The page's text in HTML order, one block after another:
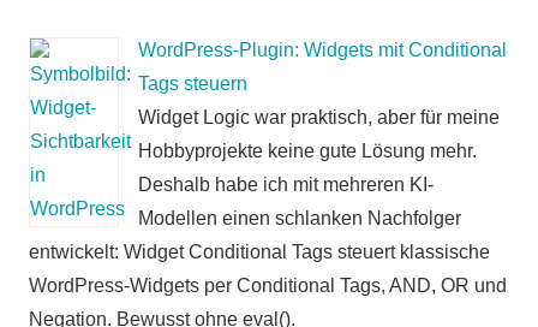
WordPress-Plugin: Widgets mit Conditional
Tags steuern
Widget Logic war praktisch, aber für meine
Hobbyprojekte keine gute Lösung mehr.
Deshalb habe ich mit mehreren KI-
Modellen einen schlanken Nachfolger
entwickelt: Widget Conditional Tags steuert klassische
WordPress-Widgets per Conditional Tags, AND, OR und
Negation. Bewusst ohne eval().